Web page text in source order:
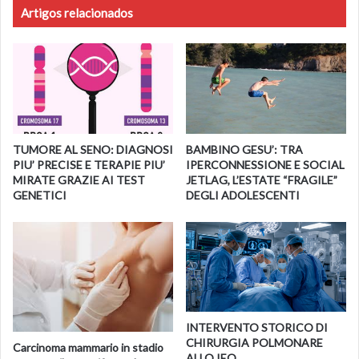
prevenzione femminile creando già quasi 10 anni orsono
al cuore delle donne.
All’appello alle donne del Monzino si unisce sui social la
famosa stilista Chiara Boni: “
Il cuore è la cosa più
importante della nostra vita perché siamo capaci di amare
tanto. Quindi tenetelo da conto”.
Fonte https://www.cardiologicomonzino.it/
Francia
Artigos relacionados
TUMORE AL SENO: DIAGNOSI
PIU’ PRECISE E TERAPIE PIU’
MIRATE GRAZIE AI TEST
GENETICI
BAMBINO GESU’: TRA
IPERCONNESSIONE E SOCIAL
JETLAG, L’ESTATE “FRAGILE”
DEGLI ADOLESCENTI
Carcinoma mammario in stadio
INTERVENTO STORICO DI
CHIRURGIA POLMONARE